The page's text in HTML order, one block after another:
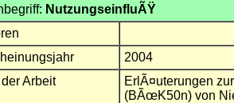
NutzungseinfluÃŸ
2004
Arbeit
ErlÃ¤uterungen
(BÃœK50n) von